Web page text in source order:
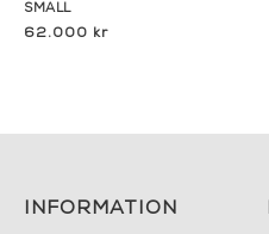
SMALL
62.000 kr
INFORMATION